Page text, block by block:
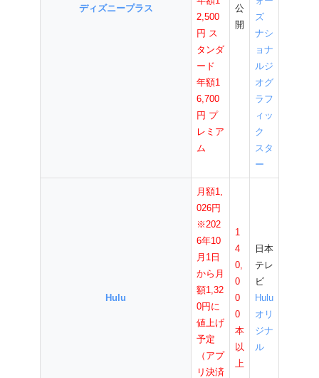
ディズニープラス
2,500
円 ス
タンダ
ード
年額1
6,700
円 プ
レミア
ム
公
開
ズ
ナシ
ョナ
ルジ
オグ
ラフ
ィッ
ク
スタ
ー
Hulu
月額1,
026円
※202
6年10
月1日
から月
額1,32
0円に
値上げ
予定
（アプ
リ決済
1
4
0,
0
0
0
本
以
上
日本
テレ
ビ
Hulu
オリ
ジナ
ル